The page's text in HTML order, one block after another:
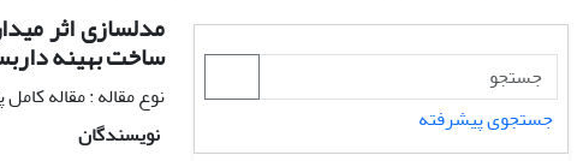
مدلسازی اثر
ساخت بهینه
نوع مقاله : مقاله
نویسندگان
جستجوی پیشرفته